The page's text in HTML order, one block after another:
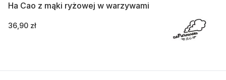
Ha Cao z mąki ryżowej w warzywami
36,90 zł